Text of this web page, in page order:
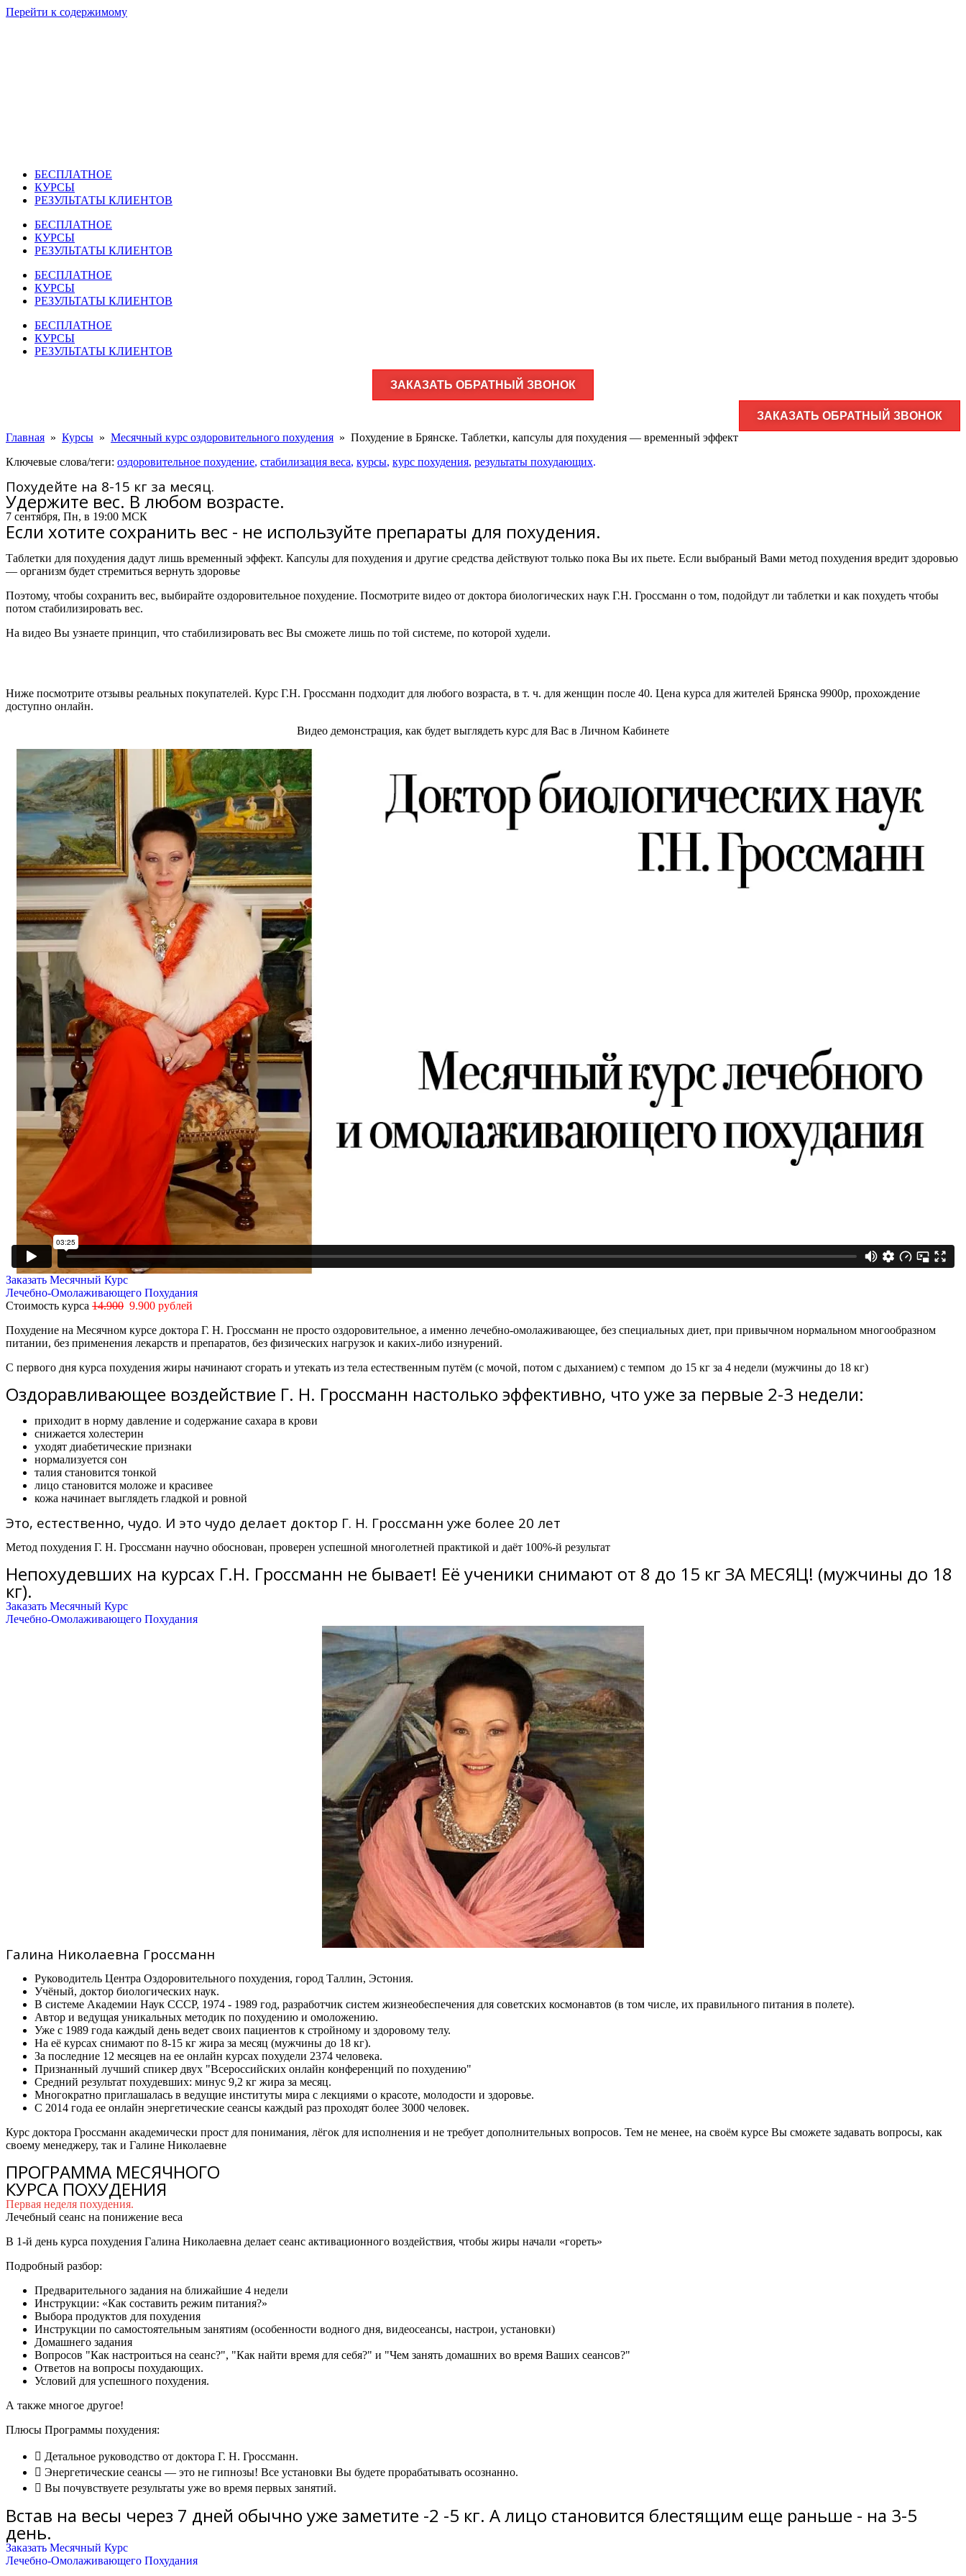
Перейти к содержимому
БЕСПЛАТНОЕ
КУРСЫ
РЕЗУЛЬТАТЫ КЛИЕНТОВ
БЕСПЛАТНОЕ
КУРСЫ
РЕЗУЛЬТАТЫ КЛИЕНТОВ
БЕСПЛАТНОЕ
КУРСЫ
РЕЗУЛЬТАТЫ КЛИЕНТОВ
БЕСПЛАТНОЕ
КУРСЫ
РЕЗУЛЬТАТЫ КЛИЕНТОВ
ЗАКАЗАТЬ ОБРАТНЫЙ ЗВОНОК
ЗАКАЗАТЬ ОБРАТНЫЙ ЗВОНОК
Главная » Курсы » Месячный курс оздоровительного похудения » Похудение в Брянске. Таблетки, капсулы для похудения — временный эффект
Ключевые слова/теги: оздоровительное похудение, стабилизация веса, курсы, курс похудения, результаты похудающих.
Похудейте на 8-15 кг за месяц.
Удержите вес. В любом возрасте.
7 сентября, Пн, в 19:00 МСК
Если хотите сохранить вес - не используйте препараты для похудения.
Таблетки для похудения дадут лишь временный эффект. Капсулы для похудения и другие средства действуют только пока Вы их пьете. Если выбраный Вами метод похудения вредит здоровью
— организм будет стремиться вернуть здоровье
Поэтому, чтобы сохранить вес, выбирайте оздоровительное похудение. Посмотрите видео от доктора биологических наук Г.Н. Гроссманн о том, подойдут ли таблетки и как похудеть чтобы
потом стабилизировать вес.
На видео Вы узнаете принцип, что стабилизировать вес Вы сможете лишь по той системе, по которой худели.
Ниже посмотрите отзывы реальных покупателей. Курс Г.Н. Гроссманн подходит для любого возраста, в т. ч. для женщин после 40. Цена курса для жителей Брянска 9900р, прохождение
доступно онлайн.
Видео демонстрация, как будет выглядеть курс для Вас в Личном Кабинете
Заказать Месячный Курс
Лечебно-Омолаживающего Похудания
Стоимость курса 14.900 9.900 рублей
Похудение на Месячном курсе доктора Г. Н. Гроссманн не просто оздоровительное, а именно лечебно-омолаживающее, без специальных диет, при привычном нормальном многообразном
питании, без применения лекарств и препаратов, без физических нагрузок и каких-либо изнурений.
С первого дня курса похудения жиры начинают сгорать и утекать из тела естественным путём (с мочой, потом с дыханием) с темпом до 15 кг за 4 недели (мужчины до 18 кг)
Оздоравливающее воздействие Г. Н. Гроссманн настолько эффективно, что уже за первые 2-3 недели:
приходит в норму давление и содержание сахара в крови
снижается холестерин
уходят диабетические признаки
нормализуется сон
талия становится тонкой
лицо становится моложе и красивее
кожа начинает выглядеть гладкой и ровной
Это, естественно, чудо. И это чудо делает доктор Г. Н. Гроссманн уже более 20 лет
Метод похудения Г. Н. Гроссманн научно обоснован, проверен успешной многолетней практикой и даёт 100%-й результат
Непохудевших на курсах Г.Н. Гроссманн не бывает! Её ученики снимают от 8 до 15 кг ЗА МЕСЯЦ! (мужчины до 18
кг).
Заказать Месячный Курс
Лечебно-Омолаживающего Похудания
Галина Николаевна Гроссманн
Руководитель Центра Оздоровительного похудения, город Таллин, Эстония.
Учёный, доктор биологических наук.
В системе Академии Наук СССР, 1974 - 1989 год, разработчик систем жизнеобеспечения для советских космонавтов (в том числе, их правильного питания в полете).
Автор и ведущая уникальных методик по похудению и омоложению.
Уже с 1989 года каждый день ведет своих пациентов к стройному и здоровому телу.
На её курсах снимают по 8-15 кг жира за месяц (мужчины до 18 кг).
За последние 12 месяцев на ее онлайн курсах похудели 2374 человека.
Признанный лучший спикер двух "Всероссийских онлайн конференций по похудению"
Средний результат похудевших: минус 9,2 кг жира за месяц.
Многократно приглашалась в ведущие институты мира с лекциями о красоте, молодости и здоровье.
С 2014 года ее онлайн энергетические сеансы каждый раз проходят более 3000 человек.
Курс доктора Гроссманн академически прост для понимания, лёгок для исполнения и не требует дополнительных вопросов. Тем не менее, на своём курсе Вы сможете задавать вопросы, как
своему менеджеру, так и Галине Николаевне
ПРОГРАММА МЕСЯЧНОГО
КУРСА ПОХУДЕНИЯ
Первая неделя похудения.
Лечебный сеанс на понижение веса
В 1-й день курса похудения Галина Николаевна делает сеанс активационного воздействия, чтобы жиры начали «гореть»
Подробный разбор:
Предварительного задания на ближайшие 4 недели
Инструкции: «Как составить режим питания?»
Выбора продуктов для похудения
Инструкции по самостоятельным занятиям (особенности водного дня, видеосеансы, настрои, установки)
Домашнего задания
Вопросов "Как настроиться на сеанс?", "Как найти время для себя?" и "Чем занять домашних во время Ваших сеансов?"
Ответов на вопросы похудающих.
Условий для успешного похудения.
А также многое другое!
Плюсы Программы похудения:
Детальное руководство от доктора Г. Н. Гроссманн.
Энергетические сеансы — это не гипнозы! Все установки Вы будете прорабатывать осознанно.
Вы почувствуете результаты уже во время первых занятий.
Встав на весы через 7 дней обычно уже заметите -2 -5 кг. А лицо становится блестящим еще раньше - на 3-5
день.
Заказать Месячный Курс
Лечебно-Омолаживающего Похудания